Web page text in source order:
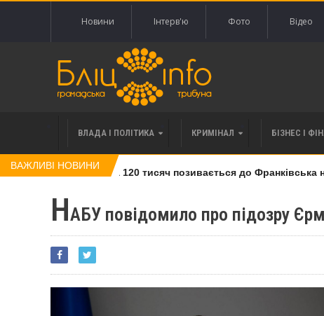
Новини Інтерв'ю Фото Відео
ВЛАДА І ПОЛІТИКА КРИМІНАЛ БІЗНЕС І
ВАЖЛИВІ НОВИНИ
права вимоги за 120 тисяч позивається до Франківська на
НАБУ повідомило про підозру